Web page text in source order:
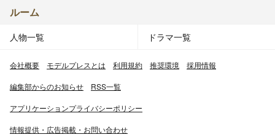
ルーム
人物一覧 ドラマ一覧
会社概要 モデルプレスとは 利用規約 推奨環境 採用情報
編集部からのお知らせ RSS一覧
アプリケーションプライバシーポリシー
情報提供・広告掲載・お問い合わせ